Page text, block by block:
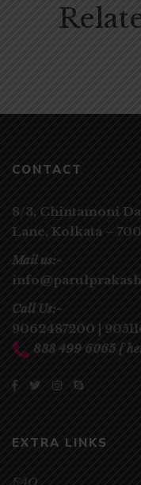
CONTACT
8/3, Chintamoni
Lane, Kolkata –
Mail us:-
Call Us:-
9062487200 |
833 499 6065 [
EXTRA LINKS